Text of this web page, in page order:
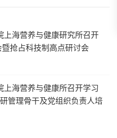
上海营养与健康研究所召开
抢占科技制高点研讨会
上海营养与健康所召开学习
管理骨干及党组织负责人培